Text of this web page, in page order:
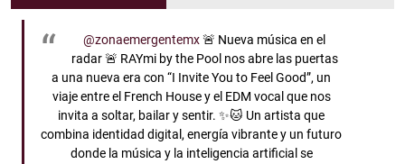
@zonaemergentemx🚨 Nueva música en el
radar 🚨 RAYmi by the Pool nos abre las puertas
a una nueva era con “I Invite You to Feel Good”, un
viaje entre el French House y el EDM vocal que nos
invita a soltar, bailar y sentir. ✨🐱 Un artista que
combina identidad digital, energía vibrante y un futuro
donde la música y la inteligencia artificial se